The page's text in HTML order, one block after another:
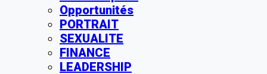
Opportunités
PORTRAIT
SEXUALITE
FINANCE
LEADERSHIP